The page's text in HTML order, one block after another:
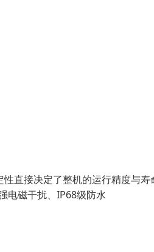
直接决定了整机的运行精度与寿
电磁干扰、IP68级防水